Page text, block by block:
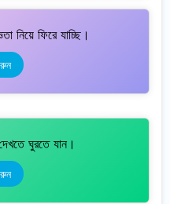
নিয়ে ফিরে যাচ্ছি।
ঘুরতে যান।